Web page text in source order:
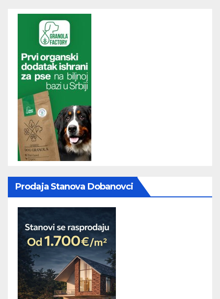
Prodaja Stanova Dobanovci